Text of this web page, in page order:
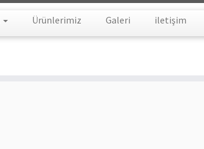
Ürünlerimiz Galeri iletişim